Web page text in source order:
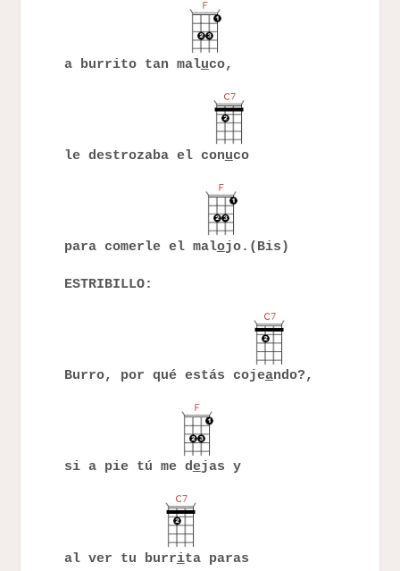
a burrito tan maluco,
le destrozaba el conuco
para comerle el malojo.(Bis)
ESTRIBILLO:
Burro, por qué estás cojeando?,
si a pie tú me dejas y
al ver tu burrita paras